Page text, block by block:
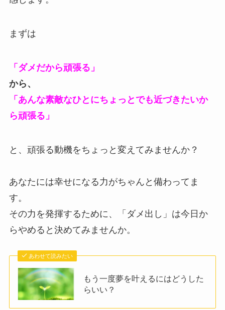
まずは
「ダメだから頑張る」
から、
「あんな素敵なひとにちょっとでも近づきたいか
ら頑張る」
と、頑張る動機をちょっと変えてみませんか？
あなたには幸せになる力がちゃんと備わってま
す。
その力を発揮するために、「ダメ出し」は今日か
らやめると決めてみませんか。
あわせて読みたい
もう一度夢を叶えるにはどうした
らいい？